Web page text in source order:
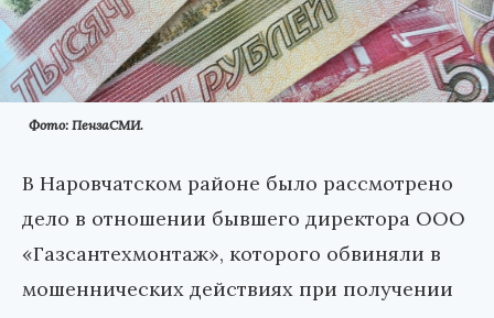
Фото: ПензаСМИ.
В Наровчатском районе было рассмотрено
дело в отношении бывшего директора ООО
«Газсантехмонтаж», которого обвиняли в
мошеннических действиях при получении